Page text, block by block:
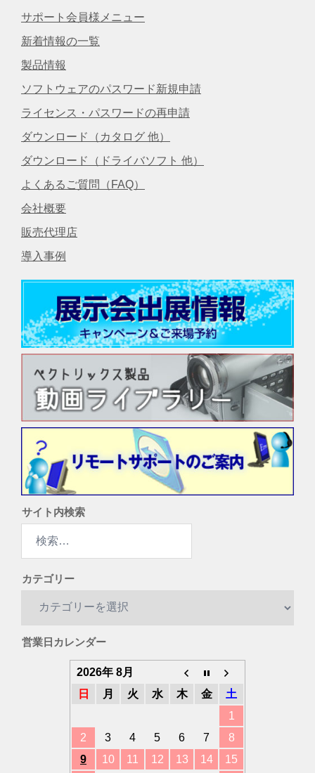
サポート会員様メニュー
新着情報の一覧
製品情報
ソフトウェアのパスワード新規申請
ライセンス・パスワードの再申請
ダウンロード（カタログ 他）
ダウンロード（ドライバソフト 他）
よくあるご質問（FAQ）
会社概要
販売代理店
導入事例
サイト内検索
カテゴリー
リ
営業日カレンダー
2026年 8月
日
月 火 水 木 金
土
1
2
3 4 5 6 7
8
9
10 11 12 13 14 15